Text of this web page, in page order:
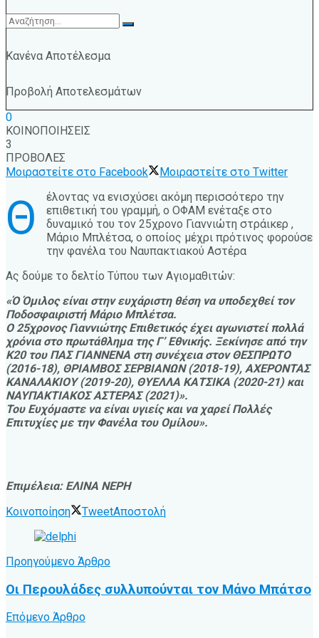
Κανένα Αποτέλεσμα
Προβολή Αποτελεσμάτων
0
ΚΟΙΝΟΠΟΙΗΣΕΙΣ
3
ΠΡΟΒΟΛΕΣ
Μοιραστείτε στο Facebook
Μοιραστείτε στο Twitter
Θ
έλοντας να ενισχύσει ακόμη περισσότερο την
επιθετική του γραμμή, ο ΟΦΑΜ ενέταξε στο
δυναμικό του τον 25χρονο Γιαννιώτη στράικερ ,
Μάριο Μπλέτσα, ο οποίος μέχρι πρότινος φορούσε
την φανέλα του Ναυπακτιακού Αστέρα
Ας δούμε το δελτίο Τύπου των Αγιομαθιτών:
«Ό Όμιλος είναι στην ευχάριστη θέση να υποδεχθεί τον
Ποδοσφαιριστή Μάριο Μπλέτσα.
Ο 25χρονος Γιαννιώτης Επιθετικός έχει αγωνιστεί πολλά
χρόνια στο πρωτάθλημα της Γ’ Εθνικής. Ξεκίνησε από την
Κ20 του ΠΑΣ ΓΙΑΝΝΕΝΑ στη συνέχεια στον ΘΕΣΠΡΩΤΟ
(2016-18), ΘΡΙΑΜΒΟΣ ΣΕΡΒΙΑΝΩΝ (2018-19), ΑΧΕΡΟΝΤΑΣ
ΚΑΝΑΛΑΚΙΟΥ (2019-20), ΘΥΕΛΛΑ ΚΑΤΣΙΚΑ (2020-21) και
ΝΑΥΠΑΚΤΙΑΚΟΣ ΑΣΤΕΡΑΣ (2021)».
Του Ευχόμαστε να είναι υγιείς και να χαρεί Πολλές
Επιτυχίες με την Φανέλα του Ομίλου».
Επιμέλεια: ΕΛΙΝΑ ΝΕΡΗ
Κοινοποίηση
TweetΑποστολή
Προηγούμενο Άρθρο
Οι Περουλάδες συλλυπούνται τον Μάνο Μπάτσο
Επόμενο Άρθρο